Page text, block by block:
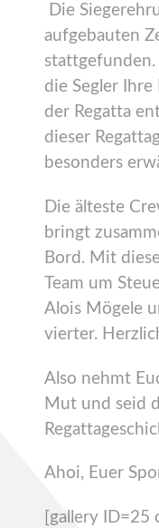
Die
aufgebauten
die Segler
der Regatta
dieser
besonders
Die älteste
bringt
Bord. Mit
Team um
Alois Mögele
vierter.
Also nehmt
Mut und seid
Ahoi, Euer
[gallery ID=25